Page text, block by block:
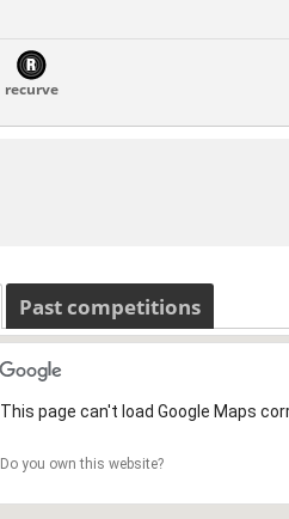
recurve
Past competitions
This page can't load Google Maps
Do you own this website?